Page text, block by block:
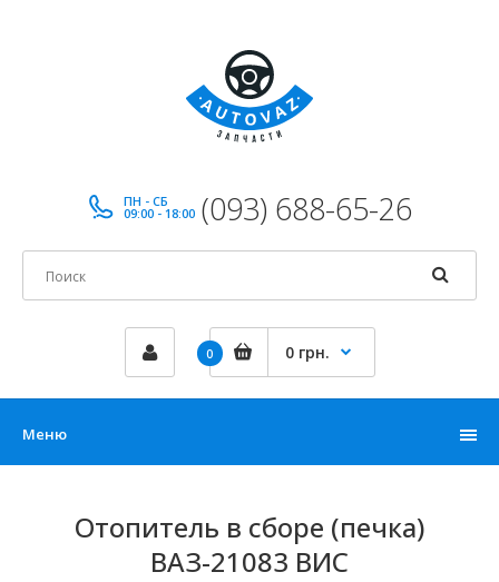
ПН - СБ
09:00 - 18:00 (093) 688-65-26
0 0 грн.
Меню
Отопитель в сборе (печка)
ВАЗ-21083 ВИС